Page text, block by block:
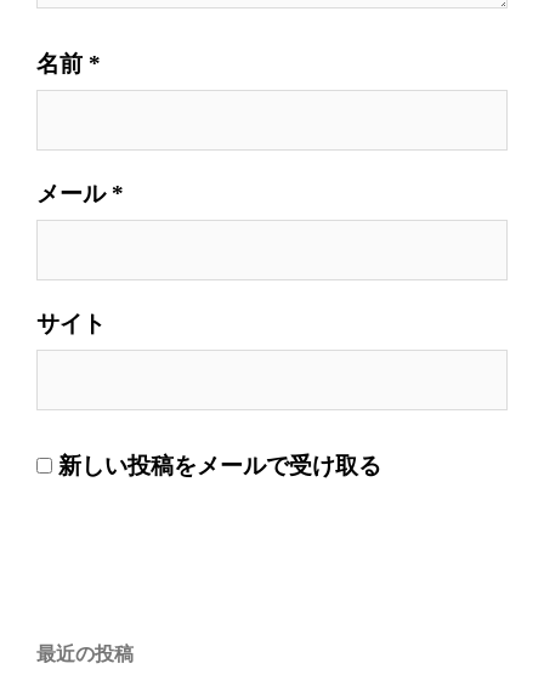
名前 *
メール *
サイト
新しい投稿をメールで受け取る
最近の投稿